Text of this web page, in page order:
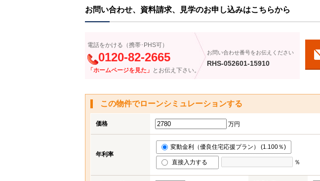
お問い合わせ、資料請求、見学のお申し込みはこちらから
電話をかける（携帯･PHS可）
0120-82-2665
「ホームページを見た」 とお伝え下さい。
お問い合わせ番号をお伝えください
RHS-052601-15910
この物件でローンシミュレーションする
価格 万円
年利率
変動金利（優良住宅応援プラン） (1.100％)
直接入力する ％